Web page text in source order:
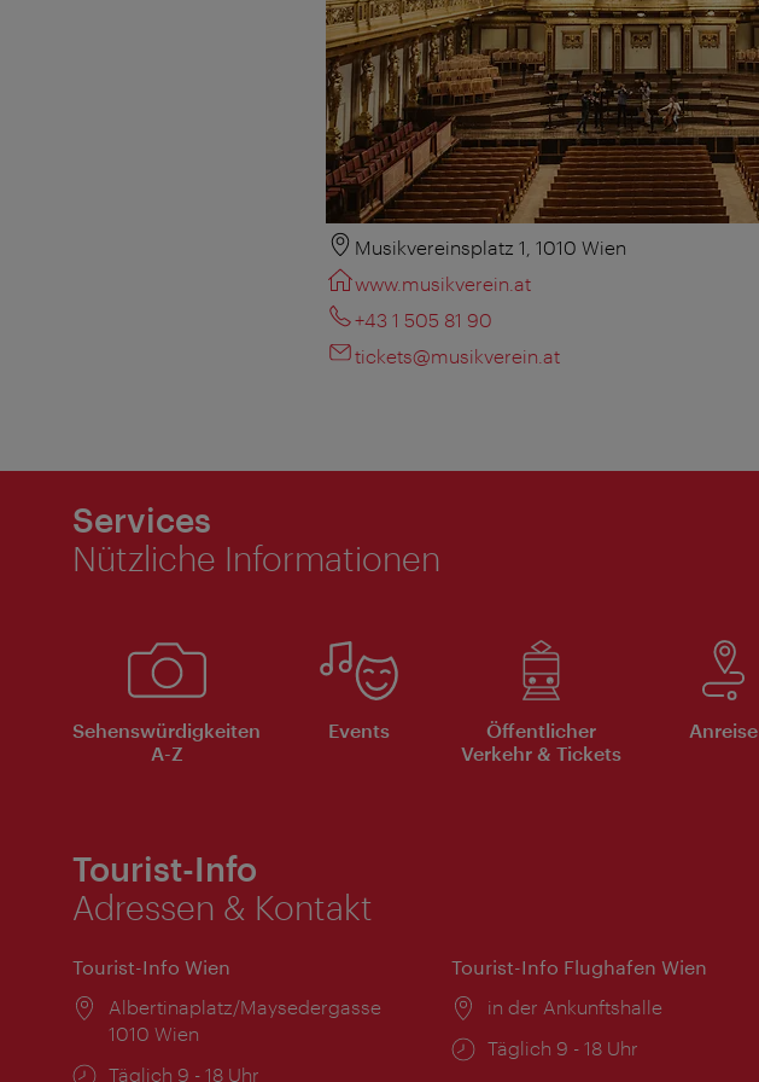
Musikvereinsplatz 1, 1010 Wien
www.musikverein.at
+43 1 505 81 90
tickets@musikverein.at
Services
Nützliche Informationen
Sehenswürdigkeiten
A-Z
Events
Öffentlicher
Verkehr & Tickets
Anreise
Tourist-Info
Adressen & Kontakt
Tourist-Info Wien
Ort:
Albertinaplatz/Maysedergasse
1010 Wien
Öffnungszeiten:
Täglich 9 - 18 Uhr
Tourist-Info Flughafen Wien
Ort:
in der Ankunftshalle
Öffnungszeiten:
Täglich 9 - 18 Uhr